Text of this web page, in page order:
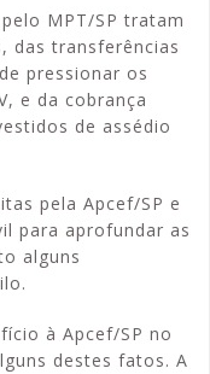
MPT/SP tratam
das transferências
pressionar os
e da cobrança
de assédio
pela Apcef/SP e
para aprofundar as
alguns
à Apcef/SP no
destes fatos. A